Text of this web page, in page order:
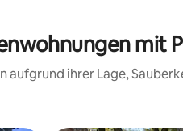
mit
aufgrund ihrer Lage,